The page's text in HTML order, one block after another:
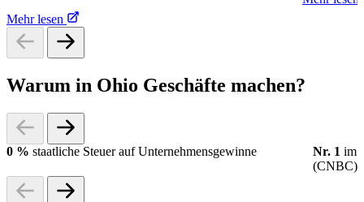
Mehr lesen
Warum in Ohio Geschäfte machen?
0 % staatliche Steuer auf Unternehmensgewinne Nr. 1 im
(CNBC)